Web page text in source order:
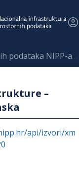
podataka NIPP-a
–
api/izvori/xm